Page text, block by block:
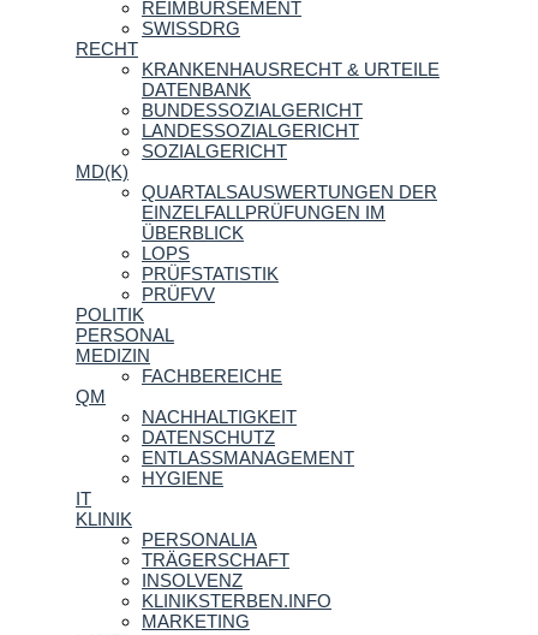
REIMBURSEMENT
SWISSDRG
RECHT
KRANKENHAUSRECHT & URTEILE
DATENBANK
BUNDESSOZIALGERICHT
LANDESSOZIALGERICHT
SOZIALGERICHT
MD(K)
QUARTALSAUSWERTUNGEN DER
EINZELFALLPRÜFUNGEN IM
ÜBERBLICK
LOPS
PRÜFSTATISTIK
PRÜFVV
POLITIK
PERSONAL
MEDIZIN
FACHBEREICHE
QM
NACHHALTIGKEIT
DATENSCHUTZ
ENTLASSMANAGEMENT
HYGIENE
IT
KLINIK
PERSONALIA
TRÄGERSCHAFT
INSOLVENZ
KLINIKSTERBEN.INFO
MARKETING